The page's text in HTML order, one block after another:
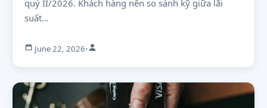
quý II/2026. Khách hàng nên so sánh kỹ giữa lãi
suất…
June 22, 2026•